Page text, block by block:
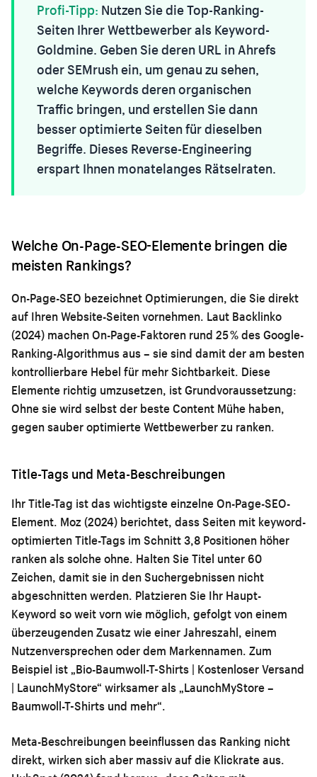
Profi-Tipp: Nutzen Sie die Top-Ranking-
Seiten Ihrer Wettbewerber als Keyword-
Goldmine. Geben Sie deren URL in Ahrefs
oder SEMrush ein, um genau zu sehen,
welche Keywords deren organischen
Traffic bringen, und erstellen Sie dann
besser optimierte Seiten für dieselben
Begriffe. Dieses Reverse-Engineering
erspart Ihnen monatelanges Rätselraten.
Welche On-Page-SEO-Elemente bringen die
meisten Rankings?
On-Page-SEO bezeichnet Optimierungen, die Sie direkt
auf Ihren Website-Seiten vornehmen. Laut Backlinko
(2024) machen On-Page-Faktoren rund 25 % des Google-
Ranking-Algorithmus aus – sie sind damit der am besten
kontrollierbare Hebel für mehr Sichtbarkeit. Diese
Elemente richtig umzusetzen, ist Grundvoraussetzung:
Ohne sie wird selbst der beste Content Mühe haben,
gegen sauber optimierte Wettbewerber zu ranken.
Title-Tags und Meta-Beschreibungen
Ihr Title-Tag ist das wichtigste einzelne On-Page-SEO-
Element. Moz (2024) berichtet, dass Seiten mit keyword-
optimierten Title-Tags im Schnitt 3,8 Positionen höher
ranken als solche ohne. Halten Sie Titel unter 60
Zeichen, damit sie in den Suchergebnissen nicht
abgeschnitten werden. Platzieren Sie Ihr Haupt-
Keyword so weit vorn wie möglich, gefolgt von einem
überzeugenden Zusatz wie einer Jahreszahl, einem
Nutzenversprechen oder dem Markennamen. Zum
Beispiel ist „Bio-Baumwoll-T-Shirts | Kostenloser Versand
| LaunchMyStore“ wirksamer als „LaunchMyStore –
Baumwoll-T-Shirts und mehr“.
Meta-Beschreibungen beeinflussen das Ranking nicht
direkt, wirken sich aber massiv auf die Klickrate aus.